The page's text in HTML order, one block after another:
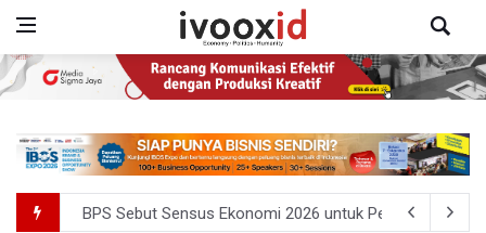
BPS Sebut Sensus Ekonomi 2026 untuk Perbarui Data